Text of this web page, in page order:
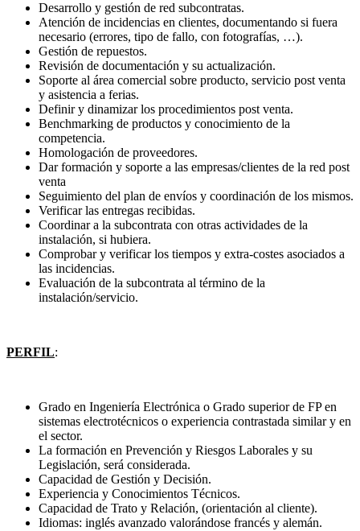
Desarrollo y gestión de red subcontratas.
Atención de incidencias en clientes, documentando si fuera
necesario (errores, tipo de fallo, con fotografías, …).
Gestión de repuestos.
Revisión de documentación y su actualización.
Soporte al área comercial sobre producto, servicio post venta
y asistencia a ferias.
Definir y dinamizar los procedimientos post venta.
Benchmarking de productos y conocimiento de la
competencia.
Homologación de proveedores.
Dar formación y soporte a las empresas/clientes de la red post
venta
Seguimiento del plan de envíos y coordinación de los mismos.
Verificar las entregas recibidas.
Coordinar a la subcontrata con otras actividades de la
instalación, si hubiera.
Comprobar y verificar los tiempos y extra-costes asociados a
las incidencias.
Evaluación de la subcontrata al término de la
instalación/servicio.
PERFIL:
Grado en Ingeniería Electrónica o Grado superior de FP en
sistemas electrotécnicos o experiencia contrastada similar y en
el sector.
La formación en Prevención y Riesgos Laborales y su
Legislación, será considerada.
Capacidad de Gestión y Decisión.
Experiencia y Conocimientos Técnicos.
Capacidad de Trato y Relación, (orientación al cliente).
Idiomas: inglés avanzado valorándose francés y alemán.